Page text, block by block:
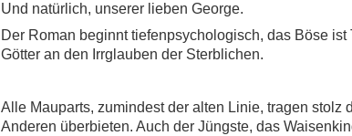
Und natürlich, unserer lieben George.
Der Roman beginnt tiefenpsychologisch, das Böse
Götter an den Irrglauben der Sterblichen.
Alle Mauparts, zumindest der alten Linie, tragen stolz
Anderen überbieten. Auch der Jüngste, das